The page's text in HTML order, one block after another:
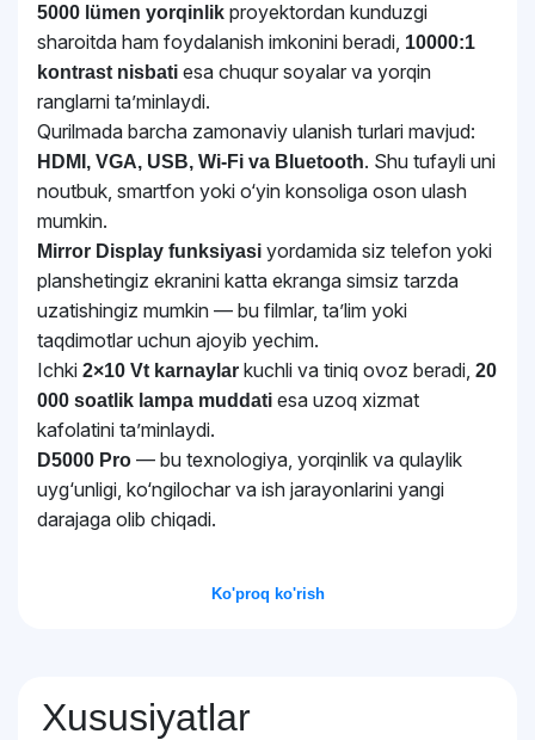
5000 lümen yorqinlik proyektordan kunduzgi
sharoitda ham foydalanish imkonini beradi, 10000:1
kontrast nisbati esa chuqur soyalar va yorqin
ranglarni ta’minlaydi.
Qurilmada barcha zamonaviy ulanish turlari mavjud:
HDMI, VGA, USB, Wi-Fi va Bluetooth. Shu tufayli uni
noutbuk, smartfon yoki o‘yin konsoliga oson ulash
mumkin.
Mirror Display funksiyasi yordamida siz telefon yoki
planshetingiz ekranini katta ekranga simsiz tarzda
uzatishingiz mumkin — bu filmlar, ta’lim yoki
taqdimotlar uchun ajoyib yechim.
Ichki 2×10 Vt karnaylar kuchli va tiniq ovoz beradi, 20
000 soatlik lampa muddati esa uzoq xizmat
kafolatini ta’minlaydi.
D5000 Pro — bu texnologiya, yorqinlik va qulaylik
uyg‘unligi, ko‘ngilochar va ish jarayonlarini yangi
darajaga olib chiqadi.
Ko'proq ko'rish
Xususiyatlar